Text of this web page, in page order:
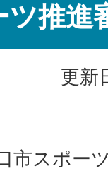
ツ推進
更新
市スポー